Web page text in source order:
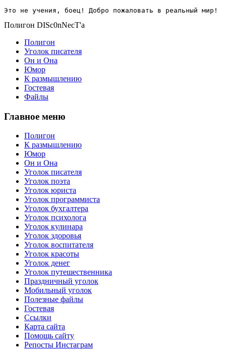
Это не учения, боец! Добро пожаловать в реальный мир!
Полигон DISc0nNecT'a
Полигон
Уголок писателя
Он и Она
Юмор
К размышлению
Гостевая
Файлы
Главное меню
Полигон
К размышлению
Юмор
Он и Она
Уголок писателя
Уголок поэта
Уголок юриста
Уголок программиста
Уголок бухгалтера
Уголок психолога
Уголок кулинара
Уголок здоровья
Уголок воспитателя
Уголок красоты
Уголок денег
Уголок путешественника
Праздничный уголок
Мобильный уголок
Полезные файлы
Гостевая
Ссылки
Карта сайта
Помощь сайту
Репосты Инстаграм